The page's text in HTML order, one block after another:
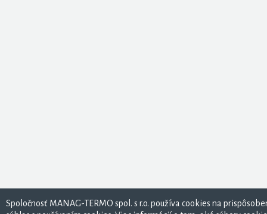
Spoločnosť MANAG-TERMO spol. s r.o. používa cookies na